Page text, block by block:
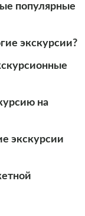
популярные
экскурсии?
на
экскурсии